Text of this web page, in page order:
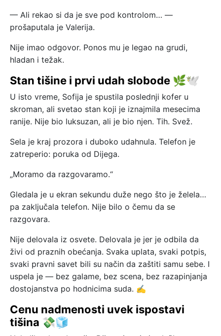
— Ali rekao si da je sve pod kontrolom… —
prošaputala je Valerija.
Nije imao odgovor. Ponos mu je legao na grudi,
hladan i težak.
Stan tišine i prvi udah slobode 🌿🕊️
U isto vreme, Sofija je spustila poslednji kofer u
skroman, ali svetao stan koji je iznajmila mesecima
ranije. Nije bio luksuzan, ali je bio njen. Tih. Svež.
Sela je kraj prozora i duboko udahnula. Telefon je
zatreperio: poruka od Dijega.
„Moramo da razgovaramo.“
Gledala je u ekran sekundu duže nego što je želela…
pa zaključala telefon. Nije bilo o čemu da se
razgovara.
Nije delovala iz osvete. Delovala je jer je odbila da
živi od praznih obećanja. Svaka uplata, svaki potpis,
svaki pravni savet bili su način da zaštiti samu sebe. I
uspela je — bez galame, bez scena, bez razapinjanja
dostojanstva po hodnicima suda. ✍️
Cenu nadmenosti uvek ispostavi
tišina 💸🧊